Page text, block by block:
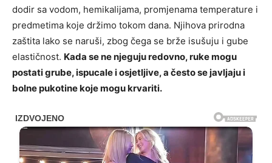
dodir sa vodom, hemikalijama, promjenama temperature i
predmetima koje držimo tokom dana. Njihova prirodna
zaštita lako se naruši, zbog čega se brže isušuju i gube
elastičnost. Kada se ne njeguju redovno, ruke mogu
postati grube, ispucale i osjetljive, a često se javljaju i
bolne pukotine koje mogu krvariti.